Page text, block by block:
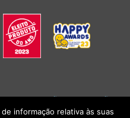
E CONDIÇÕESlCONDIÇÕES
2026. Todos os direitos reservados.
informação relativa às suas